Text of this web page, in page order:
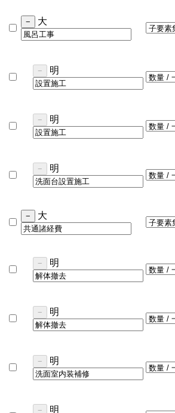
− 大
− 明
− 明
− 明
− 大
− 明
− 明
− 明
− 明